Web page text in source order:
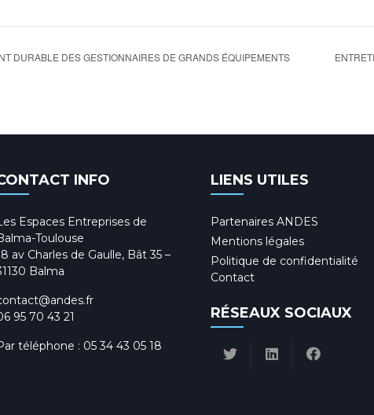
DURABLE DES GESTIONNAIRES DE GRANDS ÉQUIPEMENTS
INFO
Espaces Entreprises de
Toulouse
av Charles de Gaulle, Bât 35 –
Balma
95 70 43 21
téléphone : 05 34 43 05 18
LIENS UTILES
Partenaires ANDES
Mentions légales
Politique de confidentialité
Contact
RÉSEAUX SOCIAUX